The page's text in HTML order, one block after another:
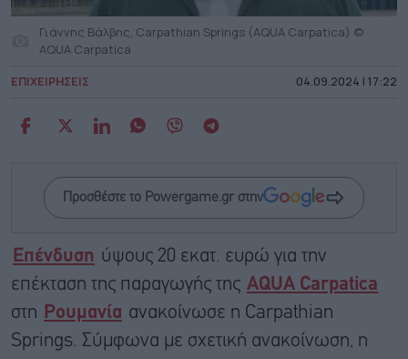
Γιάννης Βάλβης, Carpathian Springs (AQUA Carpatica) ©
AQUA Carpatica
ΕΠΙΧΕΙΡΗΣΕΙΣ 04.09.2024 | 17:22
Προσθέστε το Powergame.gr στην
Επένδυση ύψους 20 εκατ. ευρώ για την
επέκταση της παραγωγής της AQUA Carpatica
στη
Ρουμανία ανακοίνωσε η Carpathian
Springs. Σύμφωνα με σχετική ανακοίνωση, η